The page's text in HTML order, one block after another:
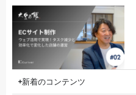
新着のコンテンツ